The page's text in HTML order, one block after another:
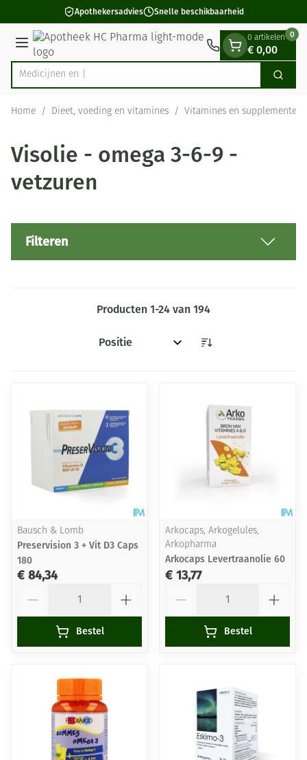
Ga naar de inhoudApothekersadvies Snelle beschikbaarheid
Menu
Product, merk, categorie... Zoek
0 artikelen
€ 0,00
0
Home / Dieet, voeding en vitamines / Vitamines en supplementen
Visolie - omega 3-6-9 -
vetzuren
Filteren
Producten 1-24 van 194
Sorteer op:
Bausch & Lomb
Preservision 3 + Vit D3 Caps
180
€ 84,34
Bestel
Arkocaps, Arkogelules,
Arkopharma
Arkocaps Levertraanolie 60
€ 13,77
Bestel